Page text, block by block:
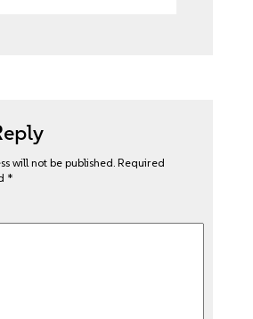
will not be published. Required
*